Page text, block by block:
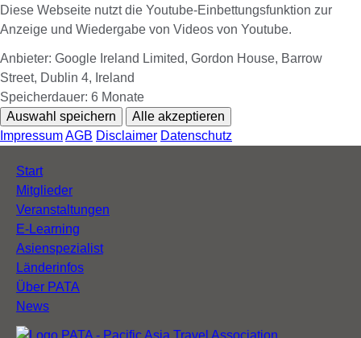
Diese Webseite nutzt die Youtube-Einbettungsfunktion zur
Anzeige und Wiedergabe von Videos von Youtube.
Anbieter: Google Ireland Limited, Gordon House, Barrow
Street, Dublin 4, Ireland
Speicherdauer: 6 Monate
Auswahl speichern
Alle akzeptieren
ImpressumAGB Disclaimer Datenschutz
Navigation
überspringen
Start
Mitglieder
Veranstaltungen
E-Learning
Asienspezialist
Länderinfos
Über PATA
News